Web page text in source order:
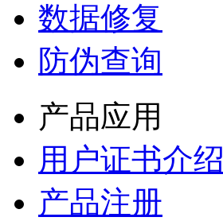
数据修复
防伪查询
产品应用
用户证书介绍
产品注册